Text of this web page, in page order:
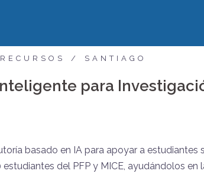
RECURSOS SANTIAGO
para
basado en IA para apoyar a estudiantes
del PFP y MICE, ayudándolos en